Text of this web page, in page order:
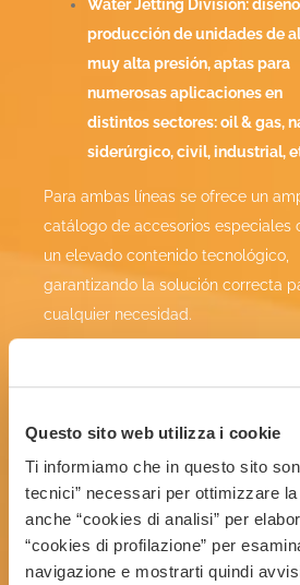
Questo sito web utilizza i cookie
Ti informiamo che in questo sito
tecnici” necessari per ottimizzare
anche “cookies di analisi” per
“cookies di profilazione” per
navigazione e mostrarti quindi
Water Jetting Division:
producción de unidades de
muy alta presión, aptas para
numerosas aplicaciones en
distintos sectores: oil & gas,
siderúrgico, civil, industrial,
Para ambas líneas se ofrece un
catálogo de accesorios especiales
un elevado contenido tecnológico,
garantizando la solución correcta
cualquier necesidad.
lado y en 24 horas será contactado
comerciales.
decepcionaremos.